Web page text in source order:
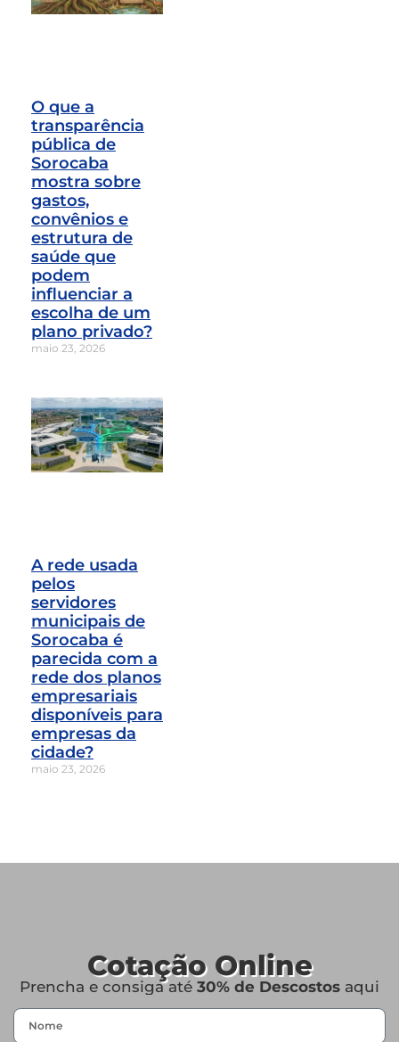
O que a
transparência
pública de
Sorocaba
mostra sobre
gastos,
convênios e
estrutura de
saúde que
podem
influenciar a
escolha de um
plano privado?
maio 23, 2026
A rede usada
pelos
servidores
municipais de
Sorocaba é
parecida com a
rede dos planos
empresariais
disponíveis para
empresas da
cidade?
maio 23, 2026
Cotação Online
Prencha e consiga até 30% de Descostos aqui